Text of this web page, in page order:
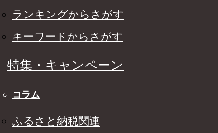
ランキングからさがす
キーワードからさがす
特集・キャンペーン
コラム
ふるさと納税関連